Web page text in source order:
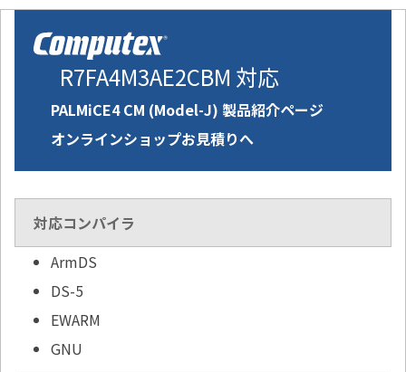
R7FA4M3AE2CBM 対応
PALMiCE4 CM (Model-J) 製品紹介ページ
オンラインショップお見積りへ
対応コンパイラ
ArmDS
DS-5
EWARM
GNU